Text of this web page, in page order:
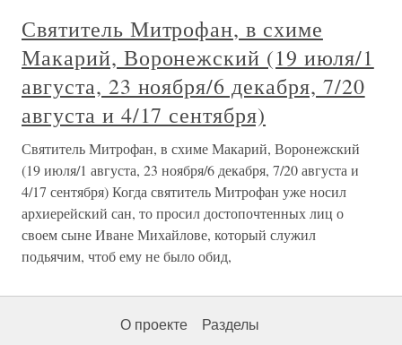
Святитель Митрофан, в схиме
Макарий, Воронежский (19 июля/1
августа, 23 ноября/6 декабря, 7/20
августа и 4/17 сентября)
Святитель Митрофан, в схиме Макарий, Воронежский
(19 июля/1 августа, 23 ноября/6 декабря, 7/20 августа и
4/17 сентября) Когда святитель Митрофан уже носил
архиерейский сан, то просил достопочтенных лиц о
своем сыне Иване Михайлове, который служил
подьячим, чтоб ему не было обид,
О проекте Разделы